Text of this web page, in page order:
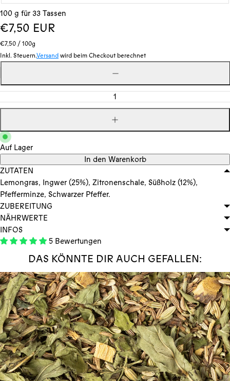
100 g für 33 Tassen
Regulärer
Preis
€7,50 EUR
Stückpreis
€7,50/pro
100g
Inkl. Steuern.Versandwird beim Checkout berechnet
Menge
Menge
Menge
Auf Lager
In den Warenkorb
ZUTATEN
Lemongras, Ingwer (25%), Zitronenschale, Süßholz (12%),
Pfefferminze, Schwarzer Pfeffer.
ZUBEREITUNG
NÄHRWERTE
INFOS
5 Bewertungen
DAS KÖNNTE DIR AUCH GEFALLEN: